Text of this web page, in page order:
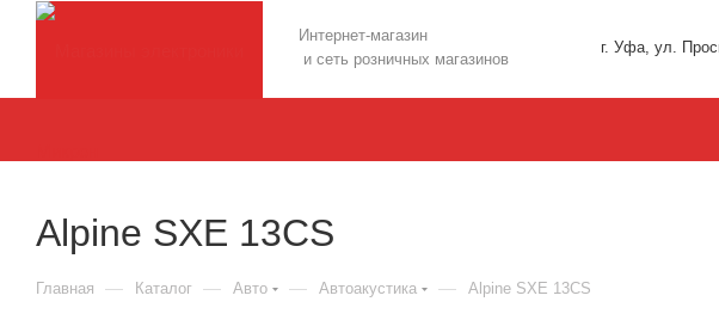
Интернет-магазин
и сеть розничных магазинов
Alpine SXE 13CS
Главная — Каталог — Авто — Автоакустика — Alpine SXE 13CS